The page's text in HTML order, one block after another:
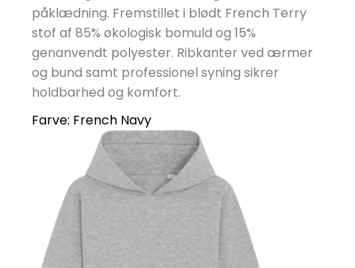
påklædning. Fremstillet i blødt French Terry
stof af 85% økologisk bomuld og 15%
genanvendt polyester. Ribkanter ved ærmer
og bund samt professionel syning sikrer
holdbarhed og komfort.
Farve: French Navy